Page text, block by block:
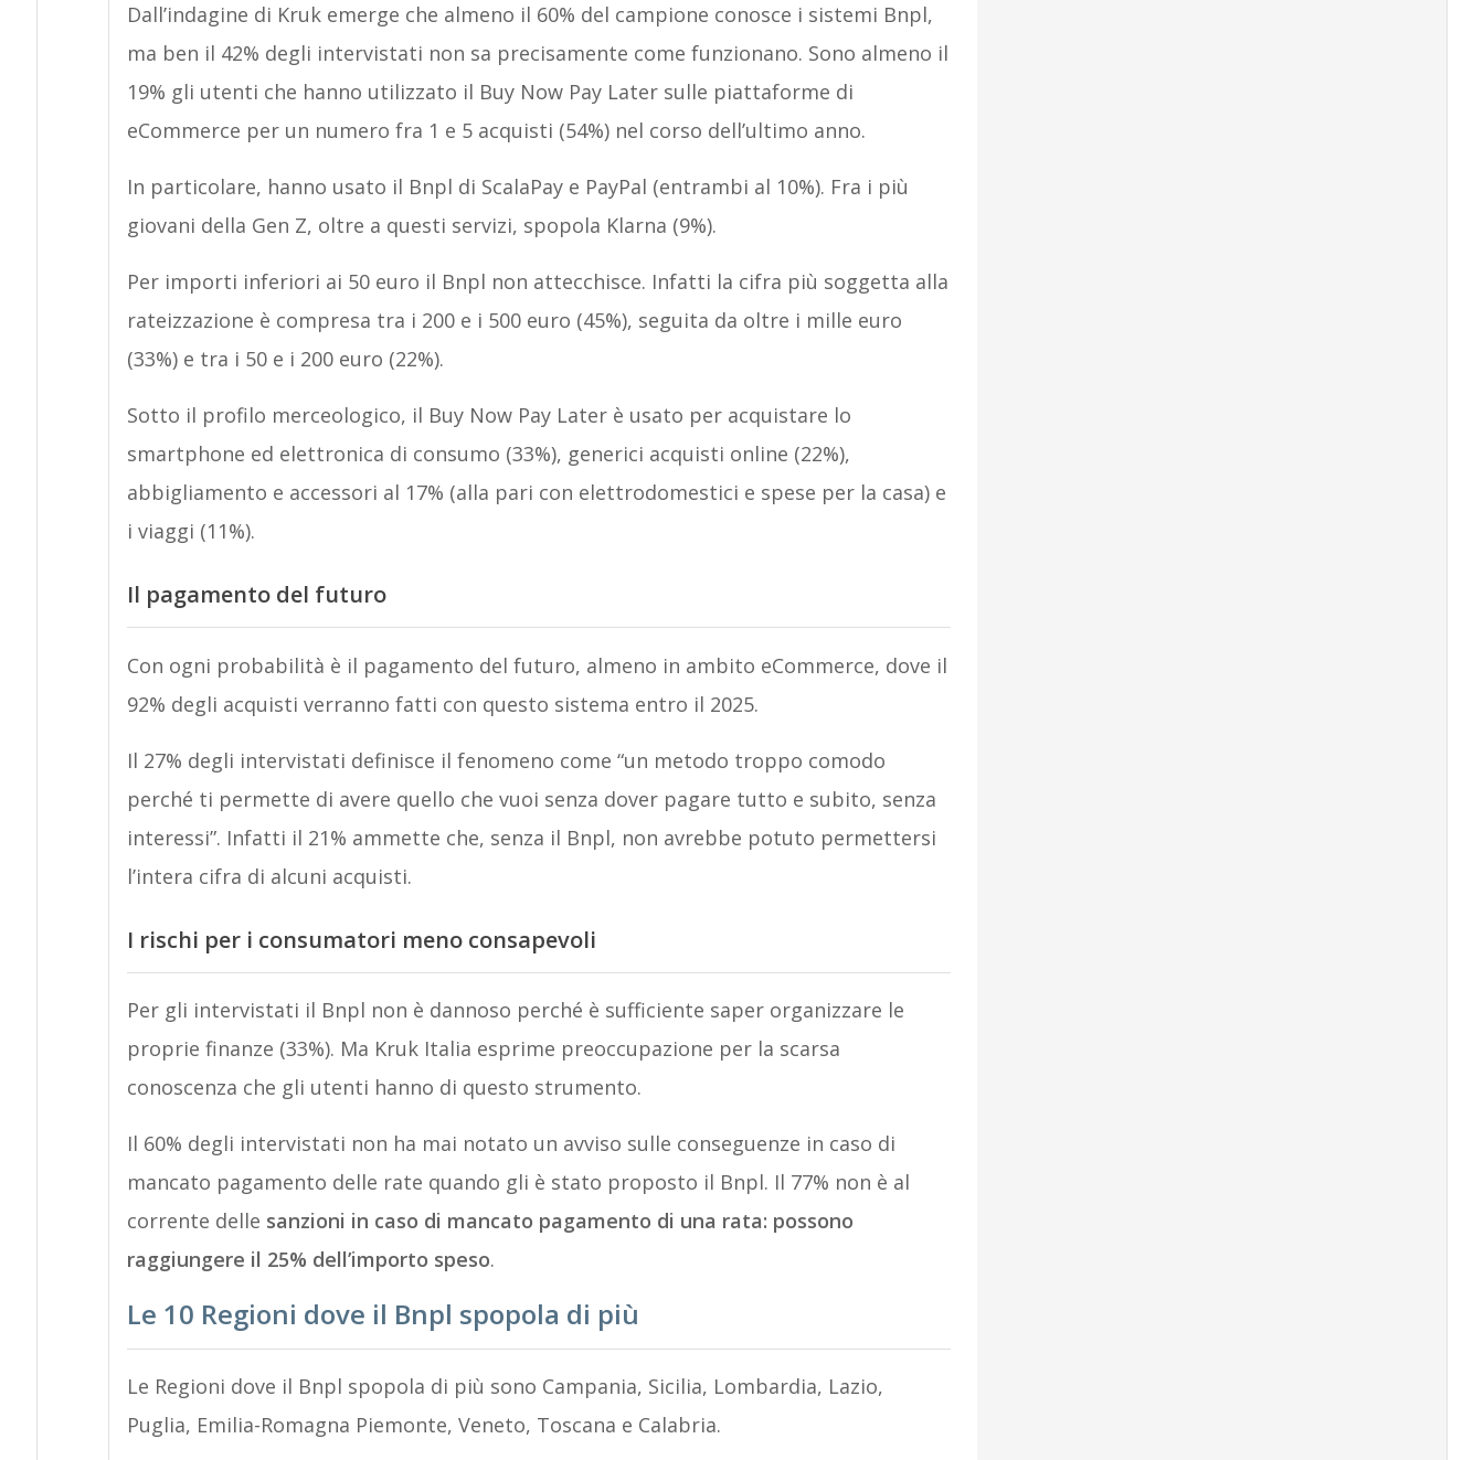
Dall’indagine di Kruk emerge che almeno il 60% del campione conosce i sistemi Bnpl,
ma ben il 42% degli intervistati non sa precisamente come funzionano. Sono almeno il
19% gli utenti che hanno utilizzato il Buy Now Pay Later sulle piattaforme di
eCommerce per un numero fra 1 e 5 acquisti (54%) nel corso dell’ultimo anno.
In particolare, hanno usato il Bnpl di ScalaPay e PayPal (entrambi al 10%). Fra i più
giovani della Gen Z, oltre a questi servizi, spopola Klarna (9%).
Per importi inferiori ai 50 euro il Bnpl non attecchisce. Infatti la cifra più soggetta alla
rateizzazione è compresa tra i 200 e i 500 euro (45%), seguita da oltre i mille euro
(33%) e tra i 50 e i 200 euro (22%).
Sotto il profilo merceologico, il Buy Now Pay Later è usato per acquistare lo
smartphone ed elettronica di consumo (33%), generici acquisti online (22%),
abbigliamento e accessori al 17% (alla pari con elettrodomestici e spese per la casa) e
i viaggi (11%).
Il pagamento del futuro
Con ogni probabilità è il pagamento del futuro, almeno in ambito eCommerce, dove il
92% degli acquisti verranno fatti con questo sistema entro il 2025.
Il 27% degli intervistati definisce il fenomeno come “un metodo troppo comodo
perché ti permette di avere quello che vuoi senza dover pagare tutto e subito, senza
interessi”. Infatti il 21% ammette che, senza il Bnpl, non avrebbe potuto permettersi
l’intera cifra di alcuni acquisti.
I rischi per i consumatori meno consapevoli
Per gli intervistati il Bnpl non è dannoso perché è sufficiente saper organizzare le
proprie finanze (33%). Ma Kruk Italia esprime preoccupazione per la scarsa
conoscenza che gli utenti hanno di questo strumento.
Il 60% degli intervistati non ha mai notato un avviso sulle conseguenze in caso di
mancato pagamento delle rate quando gli è stato proposto il Bnpl. Il 77% non è al
corrente delle sanzioni in caso di mancato pagamento di una rata: possono
raggiungere il 25% dell’importo speso.
Le 10 Regioni dove il Bnpl spopola di più
Le Regioni dove il Bnpl spopola di più sono Campania, Sicilia, Lombardia, Lazio,
Puglia, Emilia-Romagna Piemonte, Veneto, Toscana e Calabria.